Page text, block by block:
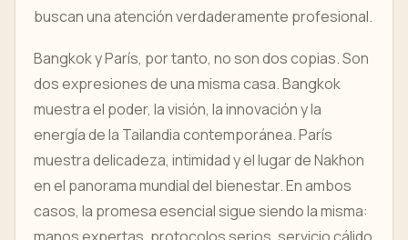
buscan una atención verdaderamente profesional.
Bangkok y París, por tanto, no son dos copias. Son
dos expresiones de una misma casa. Bangkok
muestra el poder, la visión, la innovación y la
energía de la Tailandia contemporánea. París
muestra delicadeza, intimidad y el lugar de Nakhon
en el panorama mundial del bienestar. En ambos
casos, la promesa esencial sigue siendo la misma: